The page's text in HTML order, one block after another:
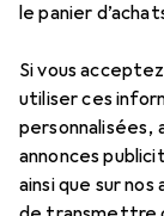
le panier
Si vous
utiliser ces
personnalisées,
annonces
ainsi que sur
Express
Ici, vous
produit Topstar
gaming :